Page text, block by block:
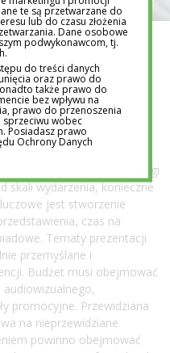
–
proces, który wymaga uwagi
skali wydarzenia, konieczne
jest stworzenie
czas na
Tematy prezentacji
przemyślane i
Budżet musi obejmować
promocyjne. Przewidziana
na nieprzewidziane
powinno obejmować
te są przetwarzane do
lub do czasu złożenia
Dane osobowe
podwykonawcom, tj.
do treści danych
oraz prawo do
także prawo do
bez wpływu na
prawo do przenoszenia
wobec
Posiadasz prawo
Ochrony Danych